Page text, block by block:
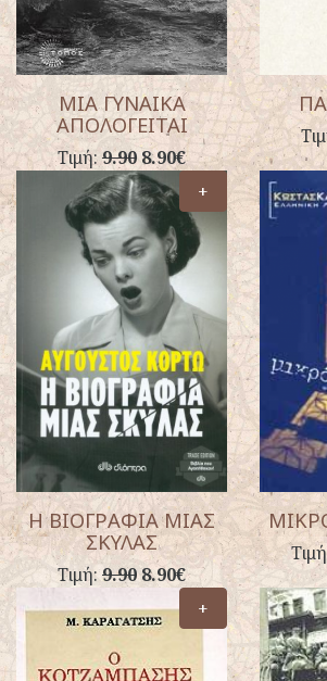
ΜΙΑ ΓΥΝΑΙΚΑ
ΑΠΟΛΟΓΕΙΤΑΙ
Τιμή: 9.908.90€
+
Η ΒΙΟΓΡΑΦΙΑ ΜΙΑΣ
ΣΚΥΛΑΣ
Τιμή: 9.90 8.90€
+